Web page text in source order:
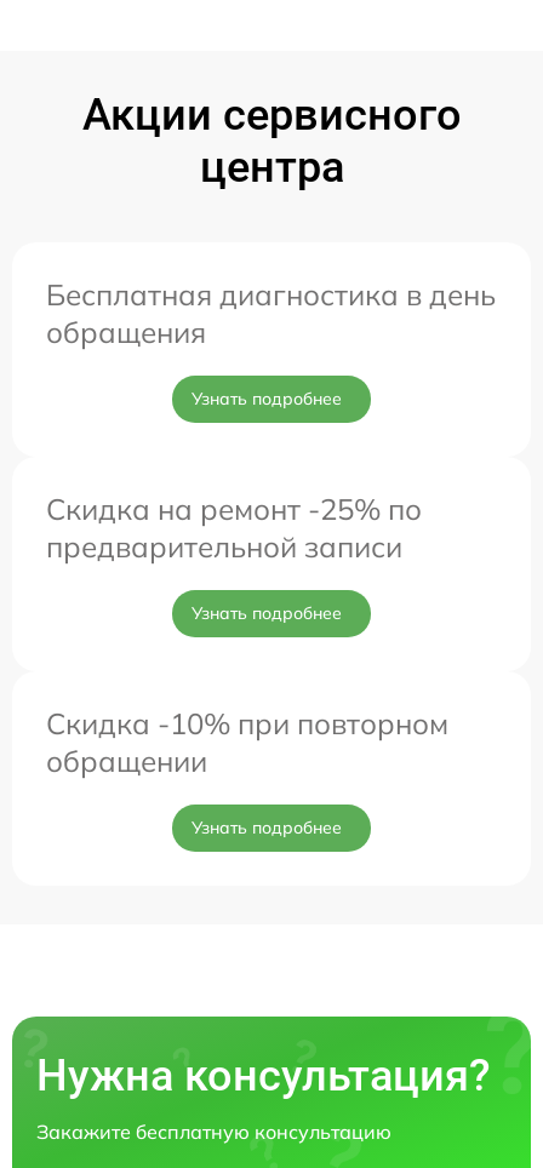
Акции сервисного
центра
Бесплатная диагностика в день
обращения
Узнать подробнее
Скидка на ремонт -25% по
предварительной записи
Узнать подробнее
Скидка -10% при повторном
обращении
Узнать подробнее
Нужна консультация?
Закажите бесплатную консультацию